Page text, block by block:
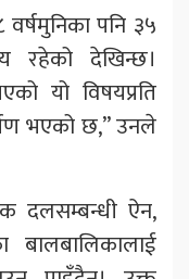
वर्षमुनिका पनि ३५
देखिन्छ।
यो विषयप्रति
भएको छ,” उनले
दलसम्बन्धी ऐन,